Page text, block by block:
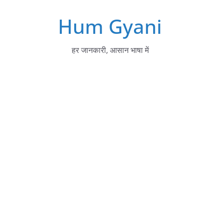
Hum Gyani
हर जानकारी, आसान भाषा में